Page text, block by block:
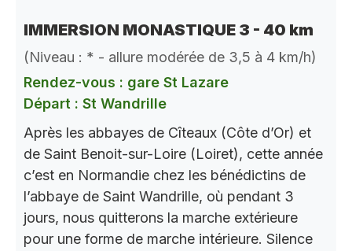
IMMERSION MONASTIQUE 3 - 40 km
(Niveau : * - allure modérée de 3,5 à 4 km/h)
Rendez-vous : gare St Lazare
Départ : St Wandrille
Après les abbayes de Cîteaux (Côte d’Or) et
de Saint Benoit-sur-Loire (Loiret), cette année
c’est en Normandie chez les bénédictins de
l’abbaye de Saint Wandrille, où pendant 3
jours, nous quitterons la marche extérieure
pour une forme de marche intérieure. Silence